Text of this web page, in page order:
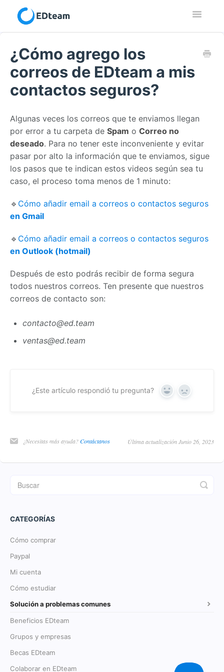
Toggle
Contacto
¿Cómo agrego los
correos de EDteam a mis
contactos seguros?
Algunas veces los correos que te enviamos llegan
por error a tu carpeta de Spam o Correo no
deseado. Para no tener este inconveniente y evitar
pasar por alto la información que te enviamos, sigue
los pasos que te indican estos videos según sea tu
caso, el proceso toma menos de 1 minuto:
🔹 Cómo añadir email a correos o contactos seguros
en Gmail
🔹 Cómo añadir email a correos o contactos seguros
en Outlook (hotmail)
Después de esto podrás recibir de forma segura
todos nuestros correos. Ten presente que nuestros
correos de contacto son:
contacto@ed.team
ventas@ed.team
¿Este artículo respondió tu pregunta? Yes No
¿Necesitas más ayuda?Contáctanos Última actualización Junio 26, 2023
CATEGORÍAS
Cómo comprar
Paypal
Mi cuenta
Cómo estudiar
Solución a problemas comunes
Beneficios EDteam
Grupos y empresas
Becas EDteam
Colaborar en EDteam